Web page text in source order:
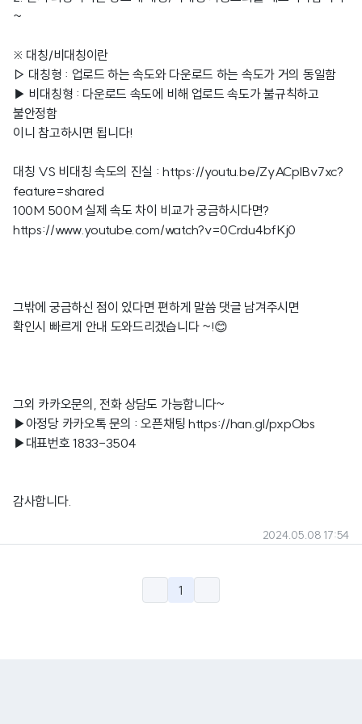
~
※ 대칭/비대칭이란
▷ 대칭형 : 업로드 하는 속도와 다운로드 하는 속도가 거의 동일함
▶ 비대칭형 : 다운로드 속도에 비해 업로드 속도가 불규칙하고
불안정함
이니 참고하시면 됩니다!
대칭 VS 비대칭 속도의 진실 :https://youtu.be/ZyACplBv7xc?
feature=shared
100M 500M 실제 속도 차이 비교가 궁금하시다면?
https://www.youtube.com/watch?v=0Crdu4bfKj0
그밖에 궁금하신 점이 있다면 편하게 말씀 댓글 남겨주시면
확인시 빠르게 안내 도와드리겠습니다 ~!😊
그외 카카오문의, 전화 상담도 가능합니다~
▶아정당 카카오톡 문의 : 오픈채팅 https://han.gl/pxpObs
▶대표번호 1833-3504
감사합니다.
2024.05.08 17:54
1